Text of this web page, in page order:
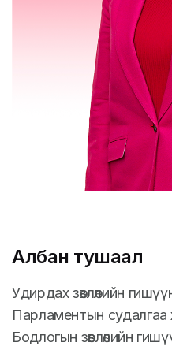
Албан тушаал
Удирдах зөвлөлийн
Парламентын судалгаа
Бодлогын зөвлөлийн